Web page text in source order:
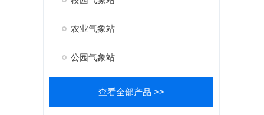
农业气象站
公园气象站
查看全部产品 >>